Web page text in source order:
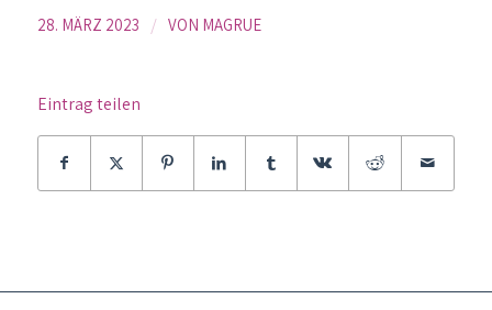
28. MÄRZ 2023 / VON MAGRUE
Eintrag teilen